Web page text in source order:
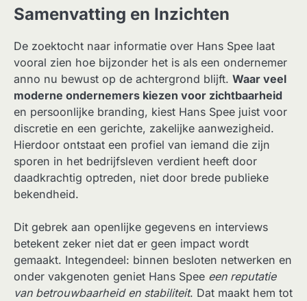
Samenvatting en Inzichten
De zoektocht naar informatie over Hans Spee laat
vooral zien hoe bijzonder het is als een ondernemer
anno nu bewust op de achtergrond blijft. Waar veel
moderne ondernemers kiezen voor zichtbaarheid
en persoonlijke branding, kiest Hans Spee juist voor
discretie en een gerichte, zakelijke aanwezigheid.
Hierdoor ontstaat een profiel van iemand die zijn
sporen in het bedrijfsleven verdient heeft door
daadkrachtig optreden, niet door brede publieke
bekendheid.
Dit gebrek aan openlijke gegevens en interviews
betekent zeker niet dat er geen impact wordt
gemaakt. Integendeel: binnen besloten netwerken en
onder vakgenoten geniet Hans Spee een reputatie
van betrouwbaarheid en stabiliteit. Dat maakt hem tot